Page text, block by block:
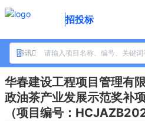
招投标
标讯
华春建设工程项目管理有
政油茶产业发展示范奖补
（项目编号：